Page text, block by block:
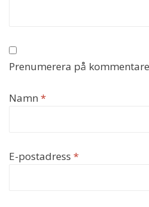
Prenumerera på
Namn *
E-postadress *